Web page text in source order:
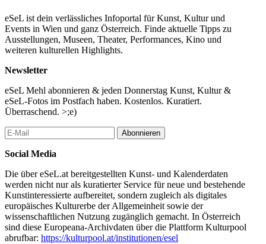
Direkt vor Ort zeichnet Schlee auf den Bildträger und legt die
Komposition fest. Es sind Szenen an Badeseen, im öffentlichen
Raum, den Wiener Parks, aber auch in der U-Bahn oder direkt
auf dem Feld, an der Haltestelle oder vor einer
landwirtschaftlichen Maschinenhalle. Obwohl durch seine
spezielle altmeisterliche Maltechnik und der Mischung von
sehr charakteristischer Grad an Abstraktion entsteht, sind Schlees
Bilder auf erfrischende Art doch sehr „real“. Diese alltäglichen
Menschen und Begebenheiten gibt es tatsächlich und wir
...Mehr lesen
eSeL ist dein verlässliches Infoportal für Kunst, Kultur und
Events in Wien und ganz Österreich. Finde aktuelle Tipps zu
Ausstellungen, Museen, Theater, Performances, Kino und
weiteren kulturellen Highlights.
Newsletter
eSeL Mehl abonnieren & jeden Donnerstag Kunst, Kultur &
eSeL-Fotos im Postfach haben. Kostenlos. Kuratiert.
Überraschend. >;e)
Abonnieren
Social Media
Die über eSeL.at bereitgestellten Kunst- und Kalenderdaten
werden nicht nur als kuratierter Service für neue und bestehende
Kunstinteressierte aufbereitet, sondern zugleich als digitales
europäisches Kulturerbe der Allgemeinheit sowie der
wissenschaftlichen Nutzung zugänglich gemacht. In Österreich
sind diese Europeana-Archivdaten über die Plattform Kulturpool
abrufbar: https://kulturpool.at/institutionen/esel